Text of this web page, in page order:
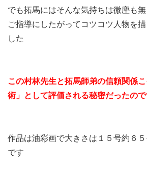
でも拓馬にはそんな気持ちは微塵も
ご指導にしたがってコツコツ人物を
した
この村林先生と拓馬師弟の信頼関係
術」として評価される秘密だったので
作品は油彩画で大きさは１５号約６
です